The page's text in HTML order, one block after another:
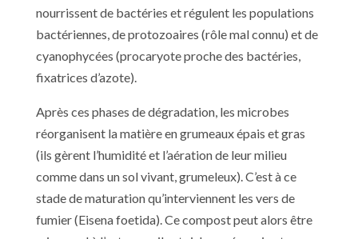
nourrissent de bactéries et régulent les populations
bactériennes, de protozoaires (rôle mal connu) et de
cyanophycées (procaryote proche des bactéries,
fixatrices d’azote).
Après ces phases de dégradation, les microbes
réorganisent la matière en grumeaux épais et gras
(ils gèrent l’humidité et l’aération de leur milieu
comme dans un sol vivant, grumeleux). C’est à ce
stade de maturation qu’interviennent les vers de
fumier (Eisena foetida). Ce compost peut alors être